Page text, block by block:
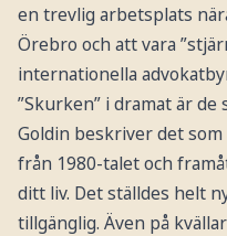
en trevlig arbetsplats
Örebro och att vara
internationella
”Skurken” i dramat är de
Goldin beskriver det
från 1980-talet och
ditt liv. Det ställdes helt
tillgänglig. Även på